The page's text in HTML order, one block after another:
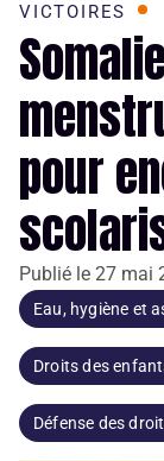
VICTOIRES
pour
Publié le 27 mai
Eau, hygiène et
Droits des
Défense des